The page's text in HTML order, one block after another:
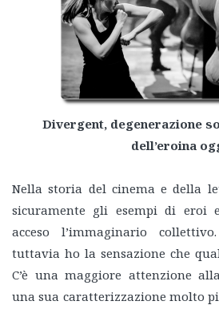
Divergent, degenerazione
dell’eroina
Nella storia del cinema e della
sicuramente gli esempi di eroi
acceso l’immaginario
tuttavia ho la sensazione che
C’è una maggiore attenzione
una sua caratterizzazione molto